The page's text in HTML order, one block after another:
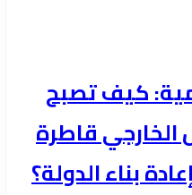
كيف تصبح
الخارجي قاطرة
بناء الدولة؟